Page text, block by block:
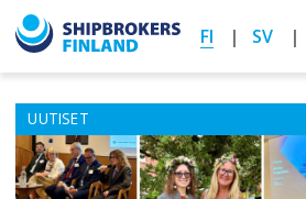
FI SV
UUTISET